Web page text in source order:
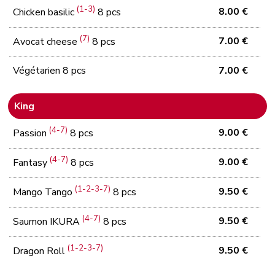
Chicken basilic(1-3) 8 pcs 8.00 €
Avocat cheese(7) 8 pcs 7.00 €
Végétarien 8 pcs 7.00 €
King
Passion(4-7) 8 pcs 9.00 €
Fantasy(4-7) 8 pcs 9.00 €
Mango Tango(1-2-3-7) 8 pcs 9.50 €
Saumon IKURA(4-7) 8 pcs 9.50 €
Dragon Roll(1-2-3-7) 9.50 €